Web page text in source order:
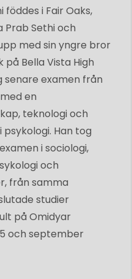
föddes i Fair Oaks,
Prab Sethi och
med sin yngre bror
på Bella Vista High
senare examen från
en
teknologi och
Han tog
i sociologi,
och
från samma
studier
på Omidyar
och september